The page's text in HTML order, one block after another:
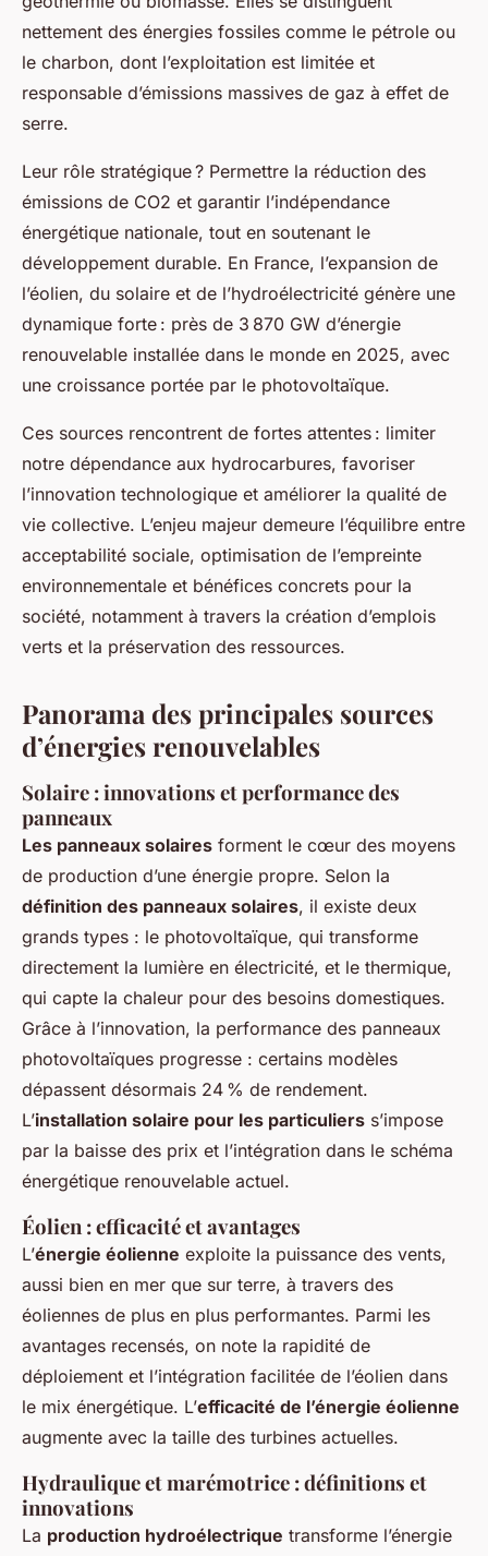
nettement des énergies fossiles comme le pétrole ou
le charbon, dont l’exploitation est limitée et
responsable d’émissions massives de gaz à effet de
serre.
Leur rôle stratégique ? Permettre la réduction des
émissions de CO2 et garantir l’indépendance
énergétique nationale, tout en soutenant le
développement durable. En France, l’expansion de
l’éolien, du solaire et de l’hydroélectricité génère une
dynamique forte : près de 3 870 GW d’énergie
renouvelable installée dans le monde en 2025, avec
une croissance portée par le photovoltaïque.
Ces sources rencontrent de fortes attentes : limiter
notre dépendance aux hydrocarbures, favoriser
l’innovation technologique et améliorer la qualité de
vie collective. L’enjeu majeur demeure l’équilibre entre
acceptabilité sociale, optimisation de l’empreinte
environnementale et bénéfices concrets pour la
société, notamment à travers la création d’emplois
verts et la préservation des ressources.
Panorama des principales sources
d’énergies renouvelables
Solaire : innovations et performance des
panneaux
Les panneaux solaires forment le cœur des moyens
de production d’une énergie propre. Selon la
définition des panneaux solaires, il existe deux
grands types : le photovoltaïque, qui transforme
directement la lumière en électricité, et le thermique,
qui capte la chaleur pour des besoins domestiques.
Grâce à l’innovation, la performance des panneaux
photovoltaïques progresse : certains modèles
dépassent désormais 24 % de rendement.
L’installation solaire pour les particuliers s’impose
par la baisse des prix et l’intégration dans le schéma
énergétique renouvelable actuel.
Éolien : efficacité et avantages
L’énergie éolienne exploite la puissance des vents,
aussi bien en mer que sur terre, à travers des
éoliennes de plus en plus performantes. Parmi les
avantages recensés, on note la rapidité de
déploiement et l’intégration facilitée de l’éolien dans
le mix énergétique. L’efficacité de l’énergie éolienne
augmente avec la taille des turbines actuelles.
Hydraulique et marémotrice : définitions et
innovations
La production hydroélectrique transforme l’énergie